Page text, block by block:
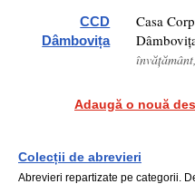
CCD
Dâmbovița
Casa
Adaugă o nouă
Colecții de abrevieri
Abrevieri repartizate pe categorii.